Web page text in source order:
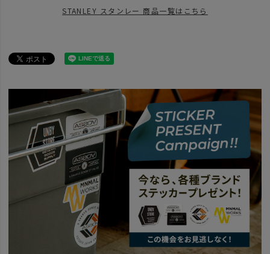
STANLEY スタンレー 商品一覧はこちら